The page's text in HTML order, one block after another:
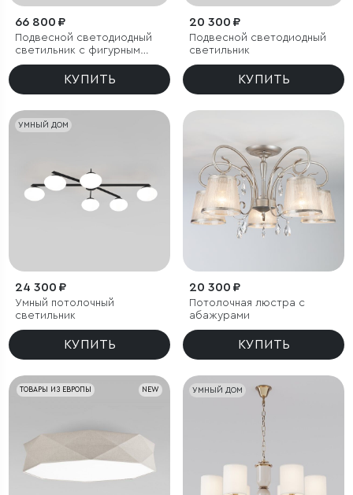
66 800 ₽
Подвесной светодиодный
светильник с фигурным
хрусталем
КУПИТЬ
20 300 ₽
Подвесной светодиодный
светильник
КУПИТЬ
УМНЫЙ ДОМ
24 300 ₽
Умный потолочный
светильник
КУПИТЬ
20 300 ₽
Потолочная люстра с
абажурами
КУПИТЬ
NEW
ТОВАРЫ ИЗ ЕВРОПЫ УМНЫЙ ДОМ